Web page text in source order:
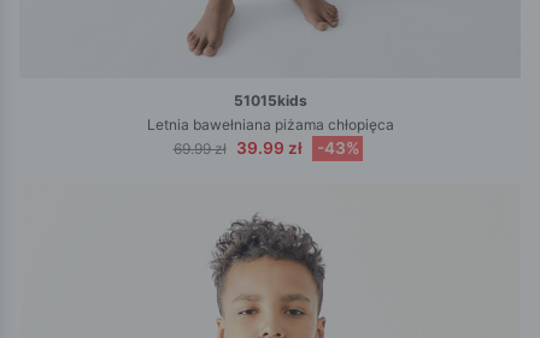
51015kids
Letnia bawełniana piżama chłopięca
69.99 zł
39.99 zł -43%